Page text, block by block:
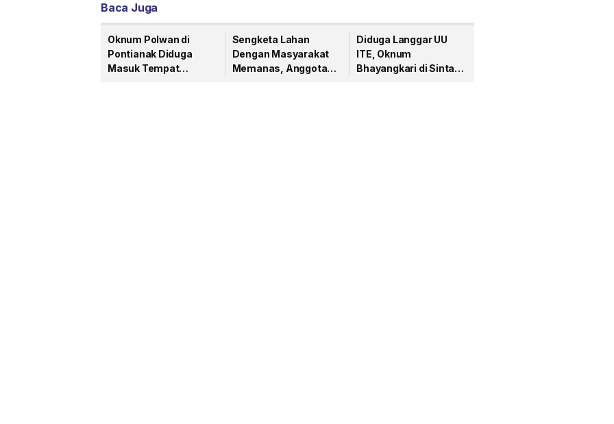
Baca Juga
Oknum Polwan di
Pontianak Diduga
Masuk Tempat
Sengketa Lahan
Dengan Masyarakat
Memanas, Anggota
Diduga Langgar UU
ITE, Oknum
Bhayangkari di Sintang